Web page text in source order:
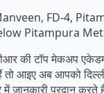
FD-4,
Pitampura
की टॉप मेकअप
तो आइए अब आपको
जानकारी प्रदान करते